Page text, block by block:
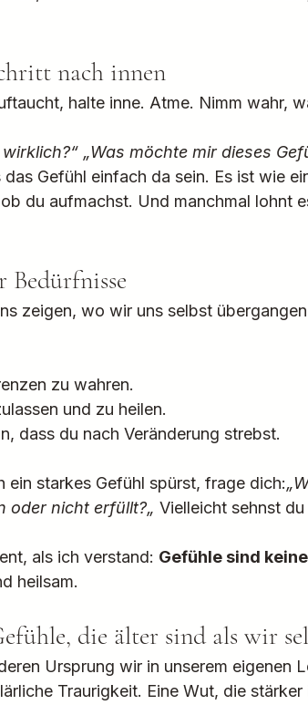
nach innen
halte inne. Atme. Nimm wahr,
„Was möchte mir dieses
Gefühl einfach da sein. Es ist wie
du aufmachst. Und manchmal lohnt
Bedürfnisse
zeigen, wo wir uns selbst
zu wahren.
und zu heilen.
dass du nach Veränderung strebst.
starkes Gefühl spürst, frage dich:„
oder nicht erfüllt?„ Vielleicht sehnst
als ich verstand: Gefühle sind
heilsam.
die älter sind als wir
Ursprung wir in unserem eigenen
Traurigkeit. Eine Wut, die stärker